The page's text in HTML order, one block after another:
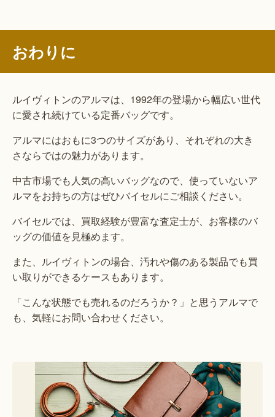
おわりに
ルイヴィトンのアルマは、1992年の登場から幅広い世代
に愛され続けている定番バッグです。
アルマにはおもに3つのサイズがあり、それぞれの大き
さならではの魅力があります。
中古市場でも人気の高いバッグなので、使っていないア
ルマをお持ちの方はぜひバイセルにご相談ください。
バイセルでは、買取経験が豊富な査定士が、お客様のバ
ッグの価値を見極めます。
また、ルイヴィトンの場合、汚れや傷のある製品でも買
い取りができるケースもあります。
「こんな状態でも売れるのだろうか？」と思うアルマで
も、気軽にお問い合わせください。